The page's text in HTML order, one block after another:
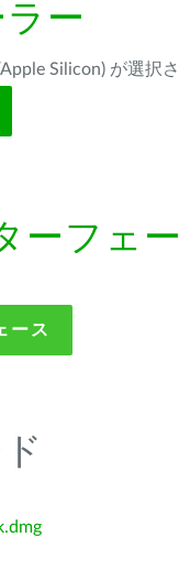
ー
Silicon) が選択
ーフェ
ース